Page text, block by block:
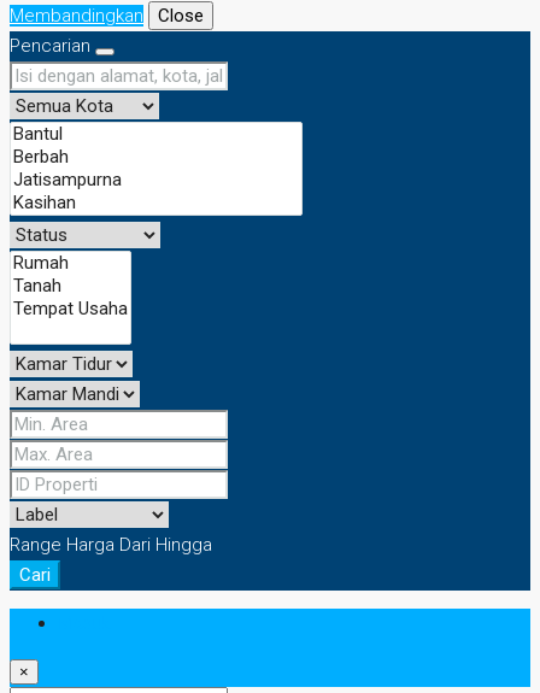
Membandingkan
Close
Pencarian
Range Harga Dari Hingga
Cari
×